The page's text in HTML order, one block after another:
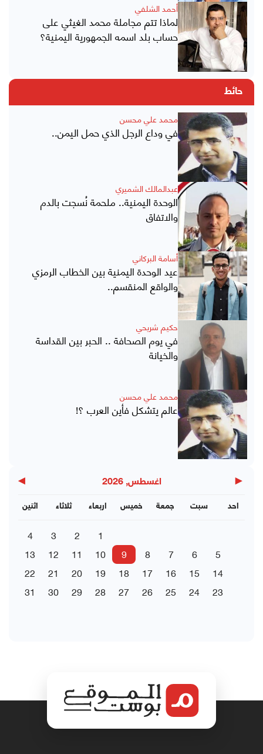
أحمد الشلفي
لماذا تتم مجاملة محمد الغيثي على
حساب بلد اسمه الجمهورية اليمنية؟
حائط
محمد علي محسن
في وداع الرجل الذي حمل اليمن..
عبدالمالك الشميري
الوحدة اليمنية.. ملحمة نُسجت بالدم
والاتفاق
أسامة البركاني
عيد الوحدة اليمنية بين الخطاب الرمزي
والواقع المنقسم..
حكيم شريحي
في يوم الصحافة .. الحبر بين القداسة
والخيانة
محمد علي محسن
عالم يتشكل فأين العرب ؟!
◀ اغسطس, 2026 ▶
اثنين ثلاثاء اربعاء خميس جمعة سبت احد
1
2
3
4
5
6
7
8
9
10
11
12
13
14
15
16
17
18
19
20
21
22
23
24
25
26
27
28
29
30
31